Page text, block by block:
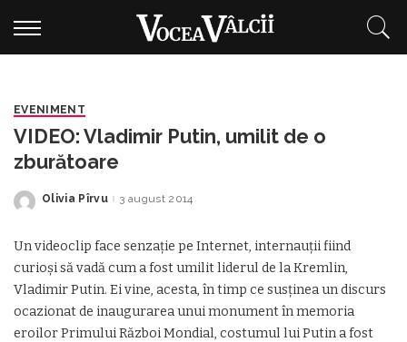
EVENIMENT
VIDEO: Vladimir Putin, umilit de o
zburătoare
Posted
Olivia Pîrvu 3 august 2014
Un videoclip face senzaţie pe Internet, internauţii fiind
curioşi să vadă cum a fost umilit liderul de la Kremlin,
Vladimir Putin. Ei vine, acesta, în timp ce susţinea un discurs
ocazionat de inaugurarea unui monument în memoria
eroilor Primului Război Mondial, costumul lui Putin a fost